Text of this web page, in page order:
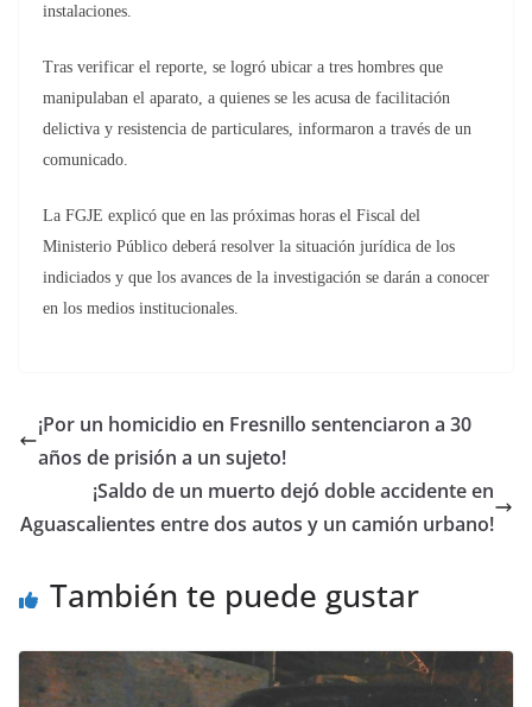
instalaciones.
Tras verificar el reporte, se logró ubicar a tres hombres que
manipulaban el aparato, a quienes se les acusa de facilitación
delictiva y resistencia de particulares, informaron a través de un
comunicado.
La FGJE explicó que en las próximas horas el Fiscal del
Ministerio Público deberá resolver la situación jurídica de los
indiciados y que los avances de la investigación se darán a conocer
en los medios institucionales.
¡Por un homicidio en Fresnillo sentenciaron a 30
años de prisión a un sujeto!
¡Saldo de un muerto dejó doble accidente en
Aguascalientes entre dos autos y un camión urbano!
También te puede gustar